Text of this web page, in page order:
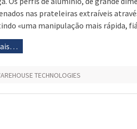
nas prateleiras extraíveis
«uma manipulação mais rápida,
TECHNOLOGIES